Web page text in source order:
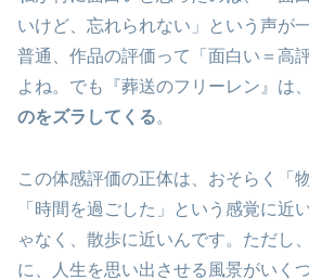
いけど、忘れられない」という声が
普通、作品の評価って「面白い＝高
よね。でも『葬送のフリーレン』は、
のをズラしてくる。
この体感評価の正体は、おそらく「
「時間を過ごした」という感覚に近
ゃなく、散歩に近いんです。ただし
に、人生を思い出させる風景がいく